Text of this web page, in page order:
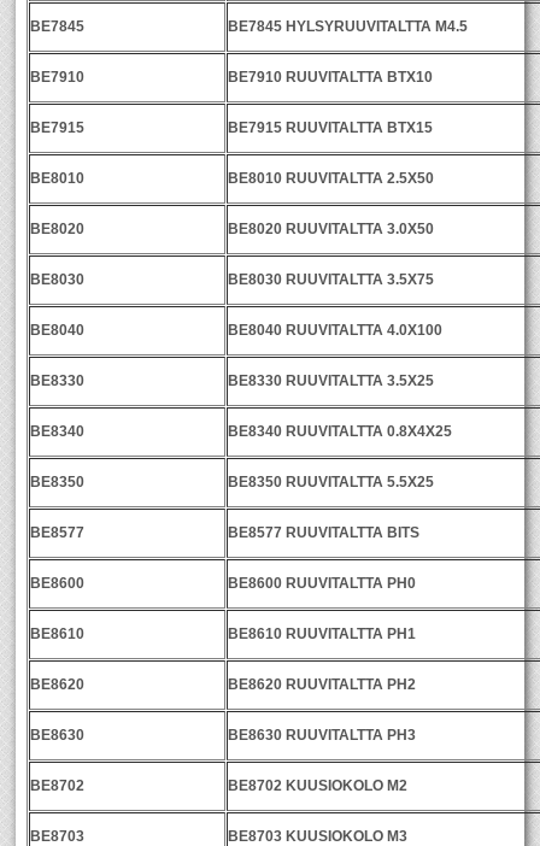
BE7845 BE7845 HYLSYRUUVITALTTA M4.5
BE7910 BE7910 RUUVITALTTA BTX10
BE7915 BE7915 RUUVITALTTA BTX15
BE8010 BE8010 RUUVITALTTA 2.5X50
BE8020 BE8020 RUUVITALTTA 3.0X50
BE8030 BE8030 RUUVITALTTA 3.5X75
BE8040 BE8040 RUUVITALTTA 4.0X100
BE8330 BE8330 RUUVITALTTA 3.5X25
BE8340 BE8340 RUUVITALTTA 0.8X4X25
BE8350 BE8350 RUUVITALTTA 5.5X25
BE8577 BE8577 RUUVITALTTA BITS
BE8600 BE8600 RUUVITALTTA PH0
BE8610 BE8610 RUUVITALTTA PH1
BE8620 BE8620 RUUVITALTTA PH2
BE8630 BE8630 RUUVITALTTA PH3
BE8702 BE8702 KUUSIOKOLO M2
BE8703 BE8703 KUUSIOKOLO M3